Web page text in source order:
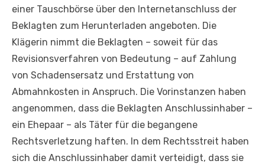
einer Tauschbörse über den Internetanschluss der
Beklagten zum Herunterladen angeboten. Die
Klägerin nimmt die Beklagten – soweit für das
Revisionsverfahren von Bedeutung – auf Zahlung
von Schadensersatz und Erstattung von
Abmahnkosten in Anspruch. Die Vorinstanzen haben
angenommen, dass die Beklagten Anschlussinhaber –
ein Ehepaar – als Täter für die begangene
Rechtsverletzung haften. In dem Rechtsstreit haben
sich die Anschlussinhaber damit verteidigt, dass sie